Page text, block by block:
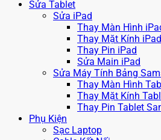
Sửa Tablet
Sửa iPad
Thay Màn Hình
Thay Mặt Kính iPad
Thay Pin iPad
Sửa Main iPad
Sửa Máy Tính Bảng
Thay Màn Hình
Thay Mặt Kính
Thay Pin Tablet
Phụ Kiện
Sạc Laptop